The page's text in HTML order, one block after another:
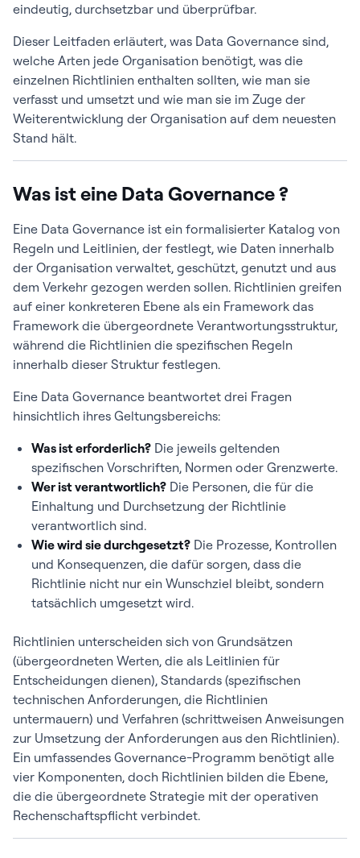
eindeutig, durchsetzbar und überprüfbar.
Dieser Leitfaden erläutert, was Data Governance sind,
welche Arten jede Organisation benötigt, was die
einzelnen Richtlinien enthalten sollten, wie man sie
verfasst und umsetzt und wie man sie im Zuge der
Weiterentwicklung der Organisation auf dem neuesten
Stand hält.
Was ist eine Data Governance ?
Eine Data Governance ist ein formalisierter Katalog von
Regeln und Leitlinien, der festlegt, wie Daten innerhalb
der Organisation verwaltet, geschützt, genutzt und aus
dem Verkehr gezogen werden sollen. Richtlinien greifen
auf einer konkreteren Ebene als ein Framework das
Framework die übergeordnete Verantwortungsstruktur,
während die Richtlinien die spezifischen Regeln
innerhalb dieser Struktur festlegen.
Eine Data Governance beantwortet drei Fragen
hinsichtlich ihres Geltungsbereichs:
Was ist erforderlich? Die jeweils geltenden
spezifischen Vorschriften, Normen oder Grenzwerte.
Wer ist verantwortlich? Die Personen, die für die
Einhaltung und Durchsetzung der Richtlinie
verantwortlich sind.
Wie wird sie durchgesetzt? Die Prozesse, Kontrollen
und Konsequenzen, die dafür sorgen, dass die
Richtlinie nicht nur ein Wunschziel bleibt, sondern
tatsächlich umgesetzt wird.
Richtlinien unterscheiden sich von Grundsätzen
(übergeordneten Werten, die als Leitlinien für
Entscheidungen dienen), Standards (spezifischen
technischen Anforderungen, die Richtlinien
untermauern) und Verfahren (schrittweisen Anweisungen
zur Umsetzung der Anforderungen aus den Richtlinien).
Ein umfassendes Governance-Programm benötigt alle
vier Komponenten, doch Richtlinien bilden die Ebene,
die die übergeordnete Strategie mit der operativen
Rechenschaftspflicht verbindet.